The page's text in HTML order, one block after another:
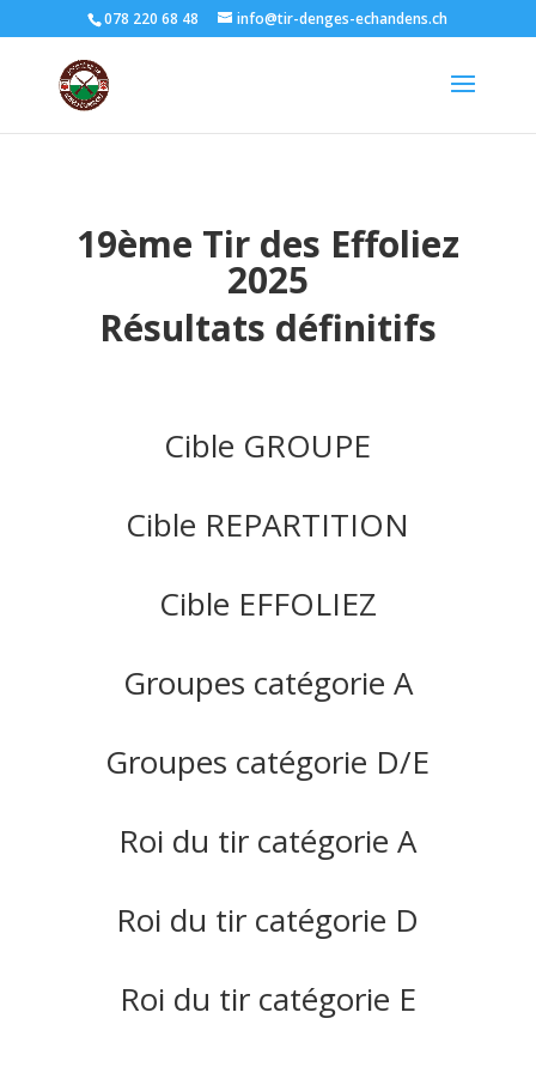
078 220 68 48 info@tir-denges-echandens.ch
19ème Tir des Effoliez
2025
Résultats définitifs
Cible GROUPE
Cible REPARTITION
Cible EFFOLIEZ
Groupes catégorie A
Groupes catégorie D/E
Roi du tir catégorie A
Roi du tir catégorie D
Roi du tir catégorie E